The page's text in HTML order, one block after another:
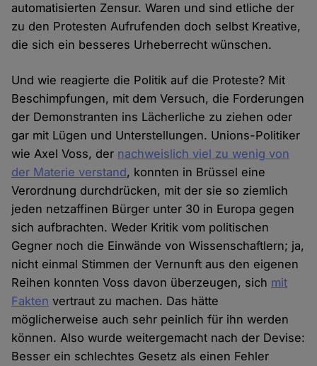
automatisierten Zensur. Waren und sind etliche der
zu den Protesten Aufrufenden doch selbst Kreative,
die sich ein besseres Urheberrecht wünschen.
Und wie reagierte die Politik auf die Proteste? Mit
Beschimpfungen, mit dem Versuch, die Forderungen
der Demonstranten ins Lächerliche zu ziehen oder
gar mit Lügen und Unterstellungen. Unions-Politiker
wie Axel Voss, der nachweislich viel zu wenig von
der Materie verstand, konnten in Brüssel eine
Verordnung durchdrücken, mit der sie so ziemlich
jeden netzaffinen Bürger unter 30 in Europa gegen
sich aufbrachten. Weder Kritik vom politischen
Gegner noch die Einwände von Wissenschaftlern; ja,
nicht einmal Stimmen der Vernunft aus den eigenen
Reihen konnten Voss davon überzeugen, sich mit
Fakten vertraut zu machen. Das hätte
möglicherweise auch sehr peinlich für ihn werden
können. Also wurde weitergemacht nach der Devise:
Besser ein schlechtes Gesetz als einen Fehler